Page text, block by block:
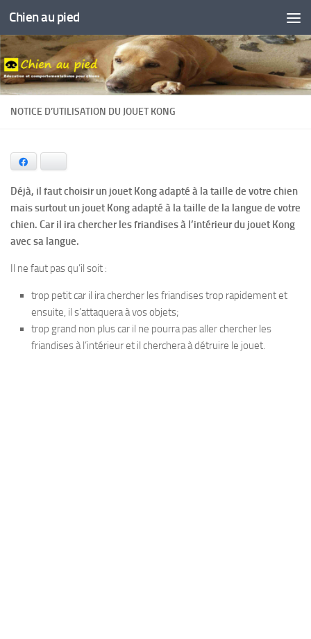
Skip to content
Chien au pied
NOTICE D’UTILISATION DU JOUET KONG
Déjà, il faut choisir un jouet Kong adapté à la taille de votre chien
mais surtout un jouet Kong adapté à la taille de la langue de votre
chien. Car il ira chercher les friandises à l’intérieur du jouet Kong
avec sa langue.
Il ne faut pas qu’il soit :
trop petit car il ira chercher les friandises trop rapidement et
ensuite, il s’attaquera à vos objets;
trop grand non plus car il ne pourra pas aller chercher les
friandises à l’intérieur et il cherchera à détruire le jouet.